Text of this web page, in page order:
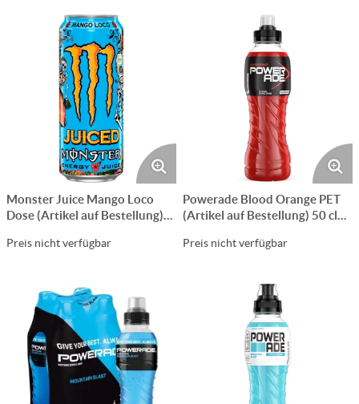
Monster Juice Mango Loco
Dose (Artikel auf Bestellung)
Preis nicht verfügbar
Powerade Blood Orange PET
(Artikel auf Bestellung) 50 cl
Preis nicht verfügbar